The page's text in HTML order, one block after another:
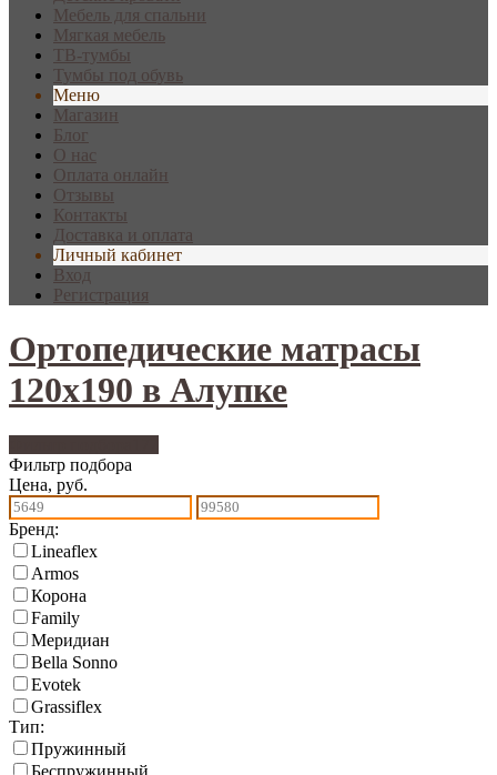
Мебель для спальни
Мягкая мебель
ТВ-тумбы
Тумбы под обувь
Меню
Магазин
Блог
О нас
Оплата онлайн
Отзывы
Контакты
Доставка и оплата
Личный кабинет
Вход
Регистрация
Ортопедические матрасы
120х190 в Алупке
Фильтр подбора
Цена, руб.
Бренд:
Lineaflex
Armos
Корона
Family
Меридиан
Bella Sonno
Еvotek
Grassiflex
Тип:
Пружинный
Беспружинный